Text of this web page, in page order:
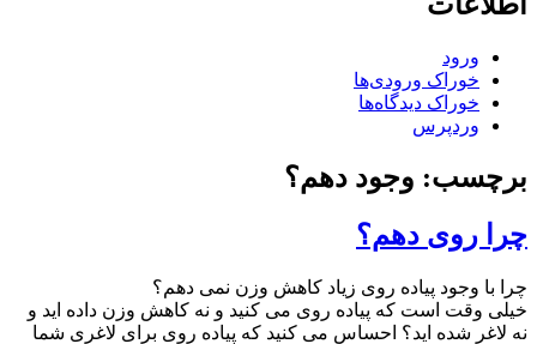
ورود
خوراک ورودی‌ها
خوراک دیدگاه‌ها
وردپرس
برچسب: وجود دهم؟
چرا روی دهم؟
چرا با وجود پیاده روی زیاد کاهش وزن نمی دهم؟
خیلی وقت است که پیاده روی می کنید و نه کاهش وزن داده اید و
نه لاغر شده اید؟ احساس می کنید که پیاده روی برای لاغری شما